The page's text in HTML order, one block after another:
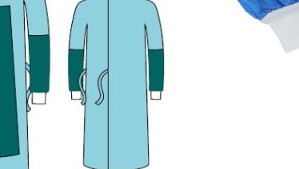
pełnobarierowe – wersja wzmocniona
ochrony indywidualnej
wiązana Barrier